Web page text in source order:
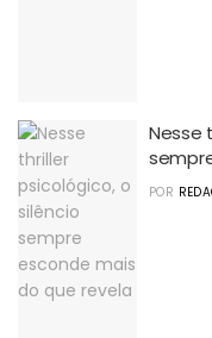
Nesse
POR